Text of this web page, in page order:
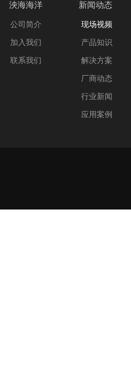
现场视频
产品知识
解决方案
厂商动态
行业新闻
应用案例
公司简介
加入我们
联系我们
泱海海洋 新闻动态